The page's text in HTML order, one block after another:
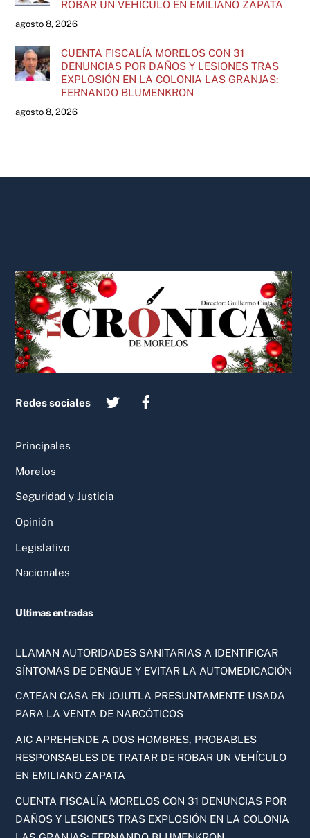
ROBAR UN VEHÍCULO EN EMILIANO ZAPATA
agosto 8, 2026
CUENTA FISCALÍA MORELOS CON 31
DENUNCIAS POR DAÑOS Y LESIONES TRAS
EXPLOSIÓN EN LA COLONIA LAS GRANJAS:
FERNANDO BLUMENKRON
agosto 8, 2026
To
Top
Redes sociales
Principales
Morelos
Seguridad y Justicia
Opinión
Legislativo
Nacionales
Ultimas entradas
LLAMAN AUTORIDADES SANITARIAS A IDENTIFICAR
SÍNTOMAS DE DENGUE Y EVITAR LA AUTOMEDICACIÓN
CATEAN CASA EN JOJUTLA PRESUNTAMENTE USADA
PARA LA VENTA DE NARCÓTICOS
AIC APREHENDE A DOS HOMBRES, PROBABLES
RESPONSABLES DE TRATAR DE ROBAR UN VEHÍCULO
EN EMILIANO ZAPATA
CUENTA FISCALÍA MORELOS CON 31 DENUNCIAS POR
DAÑOS Y LESIONES TRAS EXPLOSIÓN EN LA COLONIA